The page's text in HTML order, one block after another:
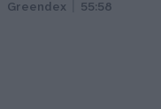
Greendex 55:58